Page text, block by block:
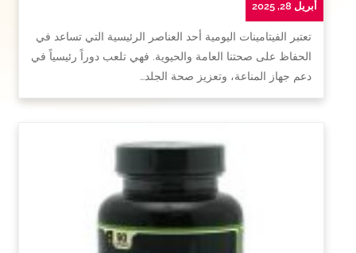
أبريل 28, 2025
تعتبر الفيتامينات اليومية أحد العناصر الرئيسية التي تساعد في
الحفاظ على صحتنا العامة والحيوية. فهي تلعب دوراً رئيسياً في
دعم جهاز المناعة، وتعزيز صحة الجلد…